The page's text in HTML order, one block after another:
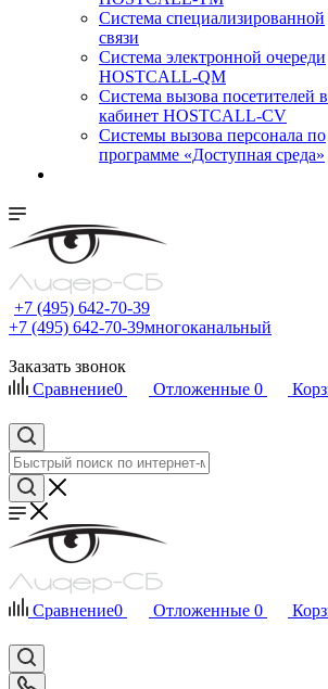
Система специализированной
связи
Система электронной очереди
HOSTCALL-QM
Cистема вызова посетителей в
кабинет HOSTCALL-CV
Системы вызова персонала по
программе «Доступная среда»
+7 (495) 642-70-39
+7 (495) 642-70-39многоканальный
Заказать звонок
Сравнение0 Отложенные 0
Сравнение0 Отложенные 0